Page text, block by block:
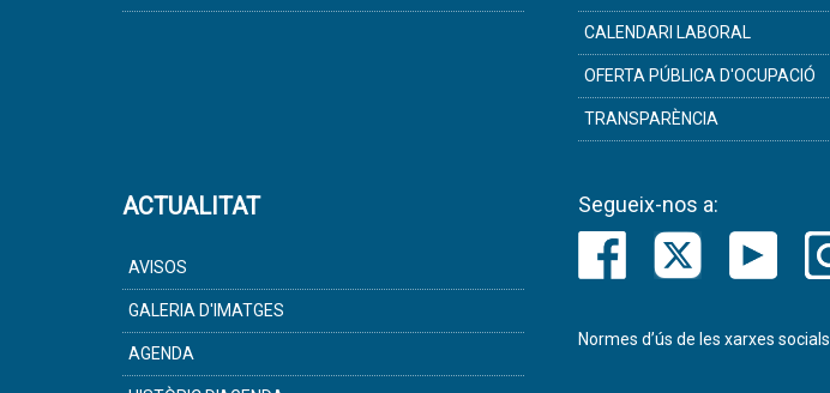
CALENDARI LABORAL
OFERTA PÚBLICA D'OCUPACIÓ
TRANSPARÈNCIA
ACTUALITAT
AVISOS
GALERIA D'IMATGES
AGENDA
Segueix-nos a:
Normes d’ús de les xarxes socials